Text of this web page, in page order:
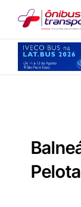
conteúdo